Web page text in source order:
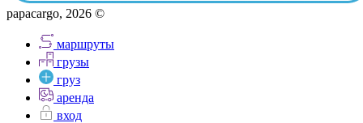
papacargo, 2026 ©
маршруты
грузы
груз
аренда
вход